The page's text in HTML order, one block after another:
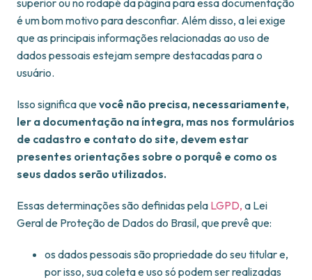
superior ou no rodapé da página para essa documentação
é um bom motivo para desconfiar. Além disso, a lei exige
que as principais informações relacionadas ao uso de
dados pessoais estejam sempre destacadas para o
usuário.
Isso significa quevocê não precisa, necessariamente,
ler a documentação na íntegra, mas nos formulários
de cadastro e contato do site, devem estar
presentes orientações sobre o porquê e como os
seus dados serão utilizados.
Essas determinações são definidas pela LGPD, a Lei
Geral de Proteção de Dados do Brasil, que prevê que:
os dados pessoais são propriedade do seu titular e,
por isso, sua coleta e uso só podem ser realizadas